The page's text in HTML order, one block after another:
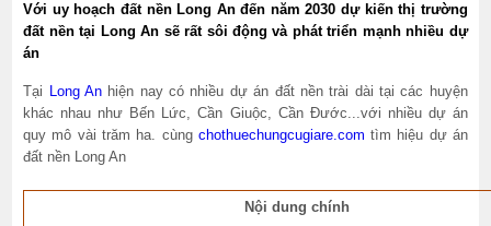
Với uy hoạch đất nền Long An đến năm 2030 dự kiến thị trường
đất nền tại Long An sẽ rất sôi động và phát triển mạnh nhiều dự
án
Tại Long Anhiện nay có nhiều dự án đất nền trài dài tại các huyện
khác nhau như Bến Lức, Cần Giuộc, Cần Đước...với nhiều dự án
quy mô vài trăm ha. cùng chothuechungcugiare.com tìm hiệu dự án
đất nền Long An
Nội dung chính